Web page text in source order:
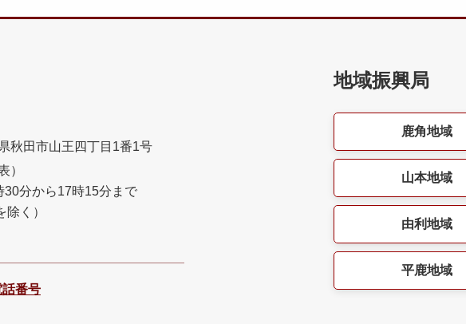
秋田市山王四丁目1番1号
）
30分から17時15分まで
除く）
番号
地域振興局
鹿角地域
山本地域
由利地域
平鹿地域